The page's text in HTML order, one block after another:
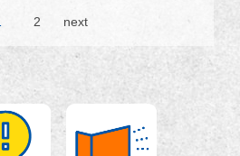
2 next